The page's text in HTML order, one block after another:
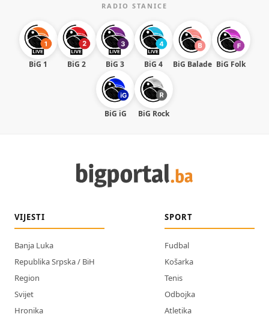
RADIO STANICE
BiG 1 BiG 2 BiG 3 BiG 4 BiG Balade BiG Folk
BiG iG BiG Rock
VIJESTI
Banja Luka
Republika Srpska / BiH
Region
Svijet
Hronika
SPORT
Fudbal
Košarka
Tenis
Odbojka
Atletika